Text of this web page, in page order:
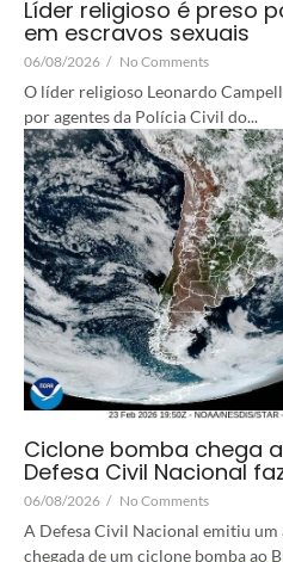
Líder religioso é preso
em escravos sexuais
06/08/2026 / No Comments
O líder religioso Leonardo
por agentes da Polícia Civil do...
Ciclone bomba chega
Defesa Civil Nacional
06/08/2026 / No Comments
A Defesa Civil Nacional emitiu um
chegada de um ciclone bomba ao